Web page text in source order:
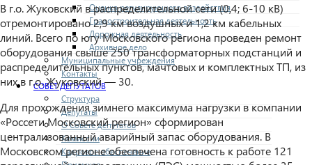
Оценка регулирующего воздействия
Градостроительная деятельность
Дорожная деятельность
Архивное дело
Муниципальные учреждения
Контакты
СОВЕТ ДЕПУТАТОВ
Структура
Депутаты
О Совете депутатов
Комиссии
Кадровое обеспечение
В г.о. Жуковский в распределительной сети (0,4; 6-10 кВ)
отремонтировано 2,9 км воздушных и 1,2 км кабельных
линий. Всего по югу Московского региона проведен ремонт
оборудования свыше 250 трансформаторных подстанций и
распределительных пунктов, мачтовых и комплектных ТП, из
них в г.о. Жуковский — 30.
Для прохождения зимнего максимума нагрузки в компании
«Россети Московский регион» сформирован
централизованный аварийный запас оборудования. В
Московском регионе обеспечена готовность к работе 121